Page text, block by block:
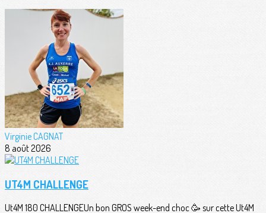
Virginie CAGNAT
8 août 2026
UT4M CHALLENGE
Ut4M 180 CHALLENGEUn bon GROS week-end choc 🥳 sur cette Ut4M